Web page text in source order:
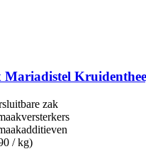
Mariadistel
zak
/ kg)